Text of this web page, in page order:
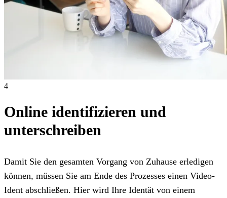
4
Online identifizieren und
unterschreiben
Damit Sie den gesamten Vorgang von Zuhause erledigen
können, müssen Sie am Ende des Prozesses einen Video-
Ident abschließen. Hier wird Ihre Identät von einem